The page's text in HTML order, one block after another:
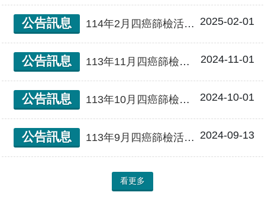
公告訊息 114年2月四癌篩檢活動場次公告 2025-02-01
公告訊息 113年11月四癌篩檢活動場次公告 2024-11-01
公告訊息 113年10月四癌篩檢活動場次公告 2024-10-01
公告訊息 113年9月四癌篩檢活動場次公告 2024-09-13
看更多